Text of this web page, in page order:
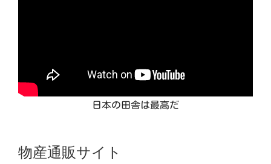
日本の田舎は最高だ
物産通販サイト